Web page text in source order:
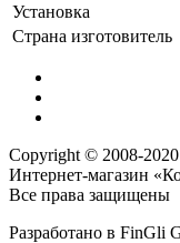
Установка
Страна изготовитель
Copyright © 2008-2020
Интернет-магазин
Все права защищены
Разработано в FinGli